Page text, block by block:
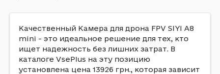
Качественный Камера для дрона FPV SIYI A8
mini - это идеальное решение для тех, кто
ищет надежность без лишних затрат. В
каталоге VsePlus на эту позицию
установлена цена 13926 грн., которая зависит